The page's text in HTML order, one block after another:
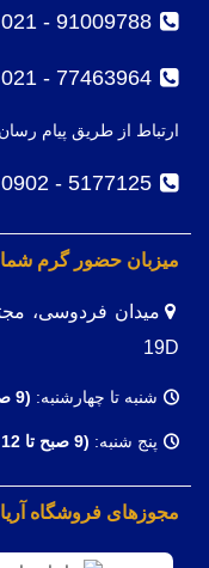
91009788 - 021
77463964 - 021
ارتباط از طریق پیام
5177125 - 0902
میزبان حضور گرم
19D
شنبه تا چهارشنبه: (9
پنج شنبه: (9 صبح تا 12 بعدازظهر)
مجوزهای فروشگاه